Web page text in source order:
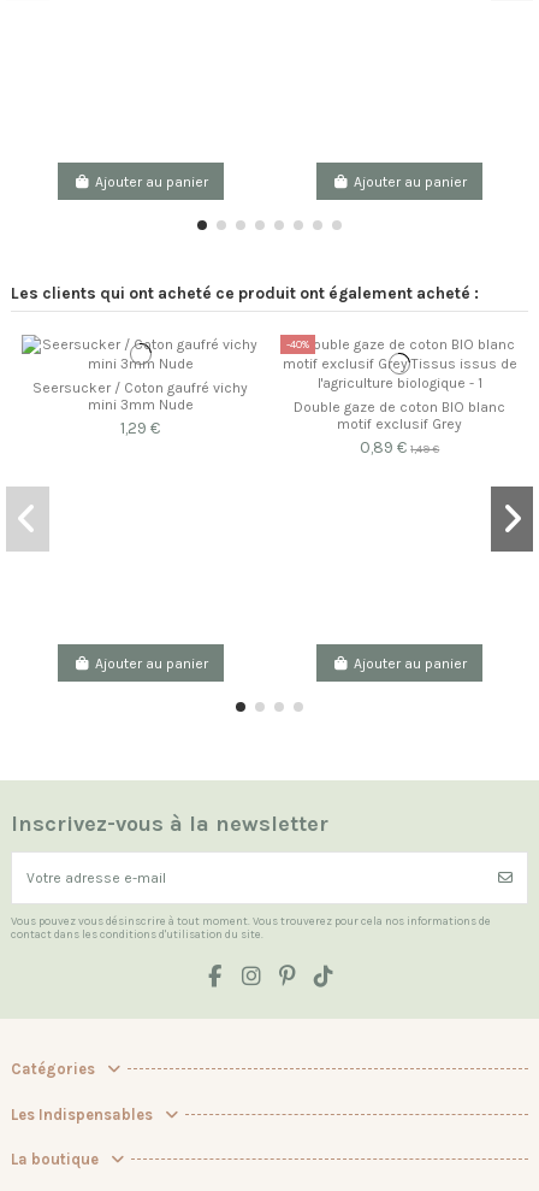
Ajouter au panier Ajouter au panier
Les clients qui ont acheté ce produit ont également acheté :
Seersucker / Coton gaufré vichy
mini 3mm Nude
1,29 €
Ajouter au panier
-40%
Double gaze de coton BIO blanc
motif exclusif Grey
0,89 €1,49 €
Ajouter au panier
Inscrivez-vous à la newsletter
Vous pouvez vous désinscrire à tout moment. Vous trouverez pour cela nos informations de
contact dans les conditions d'utilisation du site.
Catégories
Les Indispensables
La boutique